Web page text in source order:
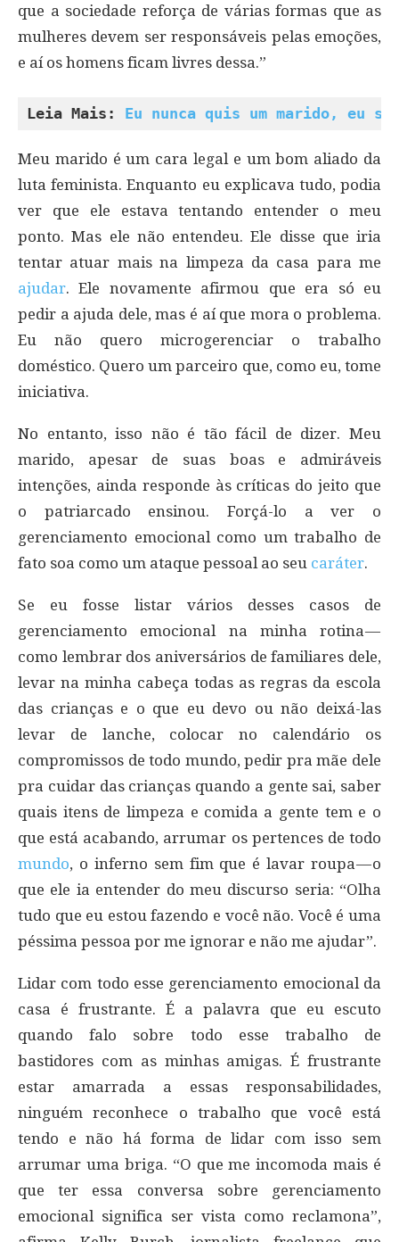
que a sociedade reforça de várias formas que as
mulheres devem ser responsáveis pelas emoções,
e aí os homens ficam livres dessa.”
Leia Mais: Eu nunca quis um marido, eu
Meu marido é um cara legal e um bom aliado da
luta feminista. Enquanto eu explicava tudo, podia
ver que ele estava tentando entender o meu
ponto. Mas ele não entendeu. Ele disse que iria
tentar atuar mais na limpeza da casa para me
ajudar. Ele novamente afirmou que era só eu
pedir a ajuda dele, mas é aí que mora o problema.
Eu não quero microgerenciar o trabalho
doméstico. Quero um parceiro que, como eu, tome
iniciativa.
No entanto, isso não é tão fácil de dizer. Meu
marido, apesar de suas boas e admiráveis
intenções, ainda responde às críticas do jeito que
o patriarcado ensinou. Forçá-lo a ver o
gerenciamento emocional como um trabalho de
fato soa como um ataque pessoal ao seu caráter.
Se eu fosse listar vários desses casos de
gerenciamento emocional na minha rotina —
como lembrar dos aniversários de familiares dele,
levar na minha cabeça todas as regras da escola
das crianças e o que eu devo ou não deixá-las
levar de lanche, colocar no calendário os
compromissos de todo mundo, pedir pra mãe dele
pra cuidar das crianças quando a gente sai, saber
quais itens de limpeza e comida a gente tem e o
que está acabando, arrumar os pertences de todo
mundo, o inferno sem fim que é lavar roupa — o
que ele ia entender do meu discurso seria: “Olha
tudo que eu estou fazendo e você não. Você é uma
péssima pessoa por me ignorar e não me ajudar”.
Lidar com todo esse gerenciamento emocional da
casa é frustrante. É a palavra que eu escuto
quando falo sobre todo esse trabalho de
bastidores com as minhas amigas. É frustrante
estar amarrada a essas responsabilidades,
ninguém reconhece o trabalho que você está
tendo e não há forma de lidar com isso sem
arrumar uma briga. “O que me incomoda mais é
que ter essa conversa sobre gerenciamento
emocional significa ser vista como reclamona”,